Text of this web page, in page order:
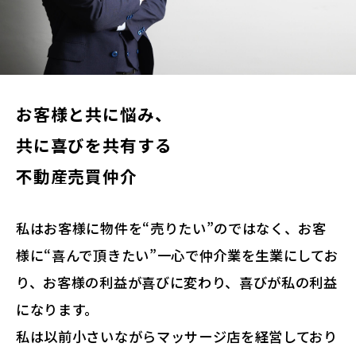
お客様と共に悩み、
共に喜びを共有する
不動産売買仲介
私はお客様に物件を“売りたい”のではなく、お客
様に“喜んで頂きたい”一心で仲介業を生業にしてお
り、お客様の利益が喜びに変わり、喜びが私の利益
になります。
私は以前小さいながらマッサージ店を経営しており